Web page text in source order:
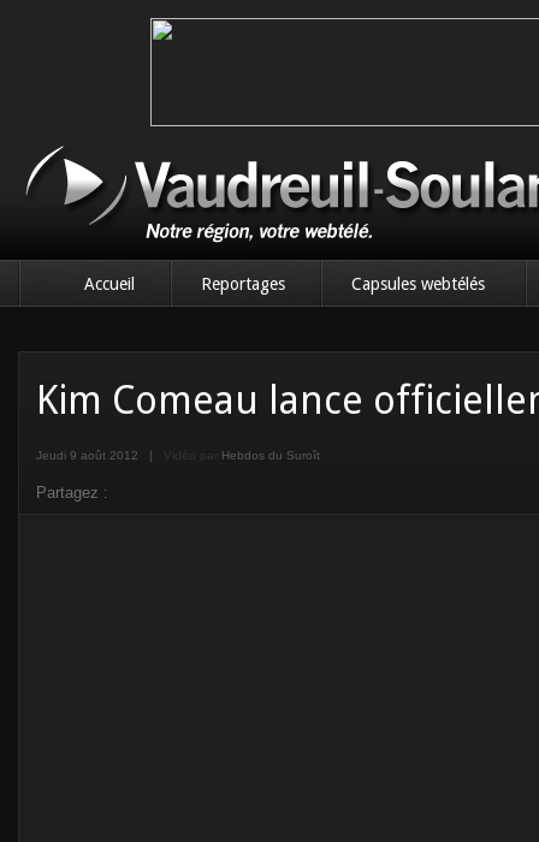
Accueil Reportages Capsules webtélés
Kim Comeau lance
Jeudi 9 août 2012 | Vidéo par Hebdos du Suroît
Partagez :